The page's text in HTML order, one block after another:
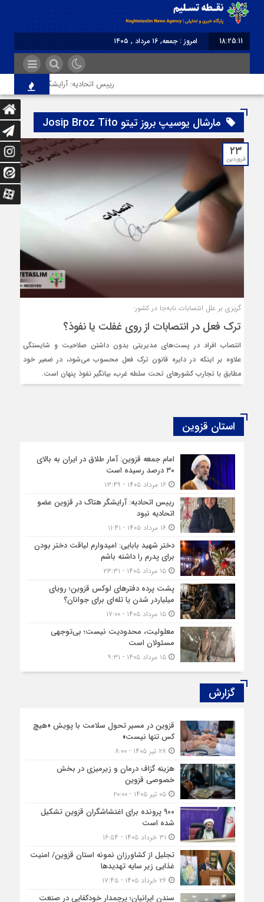
18:25:11
امروز : جمعه, ۱۶ مرداد , ۱۴۰۵
رییس اتحادیه: آرایشگر هتاک در
مارشال یوسیپ بروز تیتو Josip Broz Tito
۲۳
فروردین
گریزی بر علل انتصابات نابه‌جا در کشور:
ترک فعل در انتصابات از روی غفلت یا نفوذ؟
انتصاب افراد در پست‌های مدیریتی بدون داشتن صلاحیت و شایستگی
علاوه بر اینکه در دایره قانون ترک فعل محسوب می‌شود، در ضمیر خود
مطابق با تجارب کشورهای تحت سلطه غرب، بیانگیر نفوذ پنهان است.
استان قزوین
امام جمعه قزوین: آمار طلاق در ایران به بالای
۳۰ درصد رسیده است
۱۶ مرداد ۱۴۰۵ - ۱۳:۴۹
رییس اتحادیه: آرایشگر هتاک در قزوین عضو
اتحادیه نبود
۱۶ مرداد ۱۴۰۵ - ۱۱:۴۱
دختر شهید بابایی: امیدوارم لیاقت دختر بودن
برای پدرم را داشته باشم
۱۵ مرداد ۱۴۰۵ - ۲۳:۳۱
پشت پرده دفترهای لوکس قزوین؛ رویای
میلیاردر شدن یا تله‌ای برای جوانان؟
۱۵ مرداد ۱۴۰۵ - ۱۷:۰۰
معلولیت، محدودیت نیست؛ بی‌توجهی
مسئولان است
۱۵ مرداد ۱۴۰۵ - ۹:۳۱
گزارش‌
قزوین در مسیر تحول سلامت با پویش «هیچ‌
کس تنها نیست»
هزینه‌ گزاف درمان و زیرمیزی در بخش
خصوصی قزوین
۰۵ تیر ۱۴۰۵ - ۲۰:۰۰
۹۰۰ پرونده برای اغتشاشگران قزوین تشکیل
شده است
تجلیل از کشاورزان نمونه استان قزوین/ امنیت
غذایی زیر سایه تهدیدها
۲۶ خرداد ۱۴۰۵ - ۱۷:۴۵
سندن ایرانیان؛ پرچمدار خودکفایی در صنعت